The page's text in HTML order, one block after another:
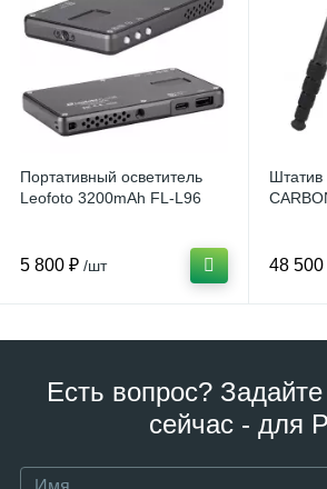
Портативный осветитель
Leofoto 3200mAh FL-L96
5 800 ₽ /шт 48 500
Есть вопрос?
сейчас - для